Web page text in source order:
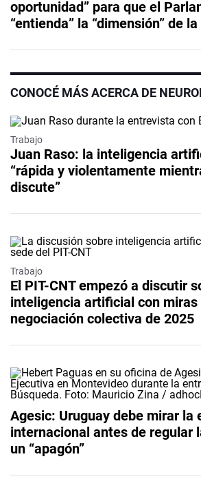
oportunidad” para que el
“entienda” la “dimensión” de
CONOCÉ MÁS ACERCA DE
Trabajo
Juan Raso: la inteligencia
“rápida y violentamente
discute”
Trabajo
El PIT-CNT empezó a discutir
inteligencia artificial con miras
negociación colectiva de 2025
Agesic: Uruguay debe mirar la
internacional antes de regular
un “apagón”